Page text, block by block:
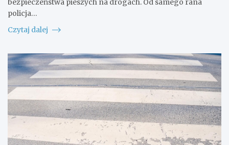
bezpieczeństwa pieszych na drogach. Od samego rana
policja…
Czytaj dalej